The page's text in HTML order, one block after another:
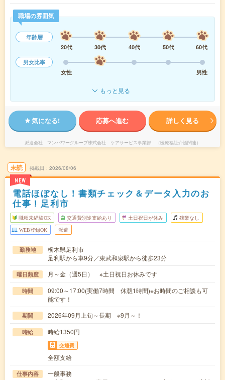
職場の雰囲気
年齢層
20代
30代 40代 50代
60代
男女比率
女性
男性
もっと見る
気になる! 応募へ進む 詳しく見る
派遣会社 マンパワーグループ株式会社 ケアサービス事業部 （医療福祉介護関連）
未読
NEW
掲載日 2026/08/06
電話ほぼなし！書類チェック＆データ入力のお
仕事！足利市
職種未経験OK 交通費別途支給あり 土日祝日が休み 残業なし
WEB登録OK 派遣
勤務地
栃木県足利市
足利駅から車9分／東武和泉駅から徒歩23分
曜日頻度 月～金（週5日） ※土日祝日お休みです
時間
09:00～17:00(実働7時間 休憩1時間)※お時間のご相談も可
能です！
期間 2026年09月上旬～長期 ※9月～！
時給 時給1350円
交通費
全額支給
仕事内容
一般事務